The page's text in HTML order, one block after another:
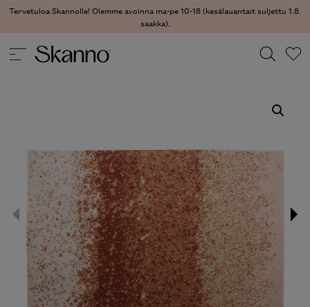
Tervetuloa Skannolle! Olemme avoinna ma-pe 10-18 (kesälauantait suljettu 1.8.
saakka).